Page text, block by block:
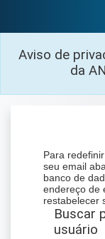
Aviso de
da
Para
seu email
banco de
endereço de
restabelecer
Buscar
Buscar
usuário